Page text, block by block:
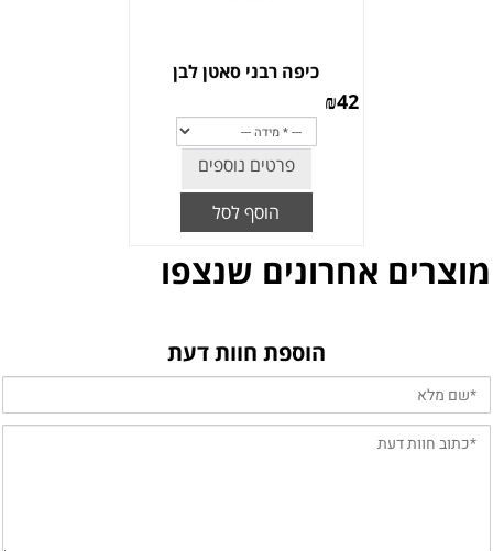
כיפה רבני סאטן לבן
₪42
פרטים נוספים
הוסף לסל
מוצרים אחרונים שנצפו
הוספת חוות דעת